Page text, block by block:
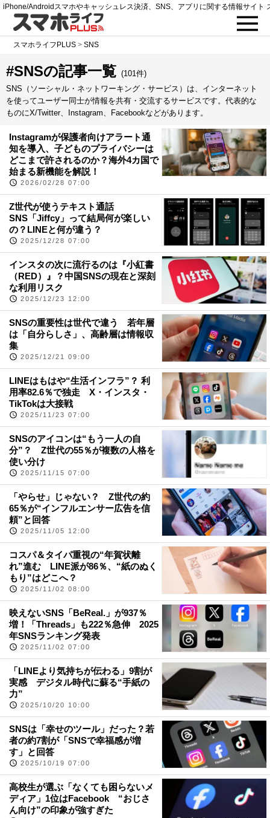
iPhone/Androidスマホやキャッシュレス決済、SNS、アプリに関する情報サイト
スマホライフPLUS >SNS
#SNSの記事一覧 (101件)
SNS（ソーシャル・ネットワーキング・サービス）は、インターネット
を使ってユーザー同士が情報を共有・交流するサービスです。代表的な
ものにX/Twitter、Instagram、Facebookなどがあります。
Instagramが保護者向けアラート通
知を導入、子どものプライバシーは
どこまで許されるのか？海外4カ国で
始まる新機能を解説！
2026/02/28 07:00
Z世代が使うテキスト通話
SNS「Jiffcy」って結局何が楽しい
の？LINEと何が違う？
2025/12/28 07:00
インスタの次に流行るのは『小紅書
（RED）』？中国SNSの現在と深刻
な利用リスク
2025/12/23 12:00
SNSの重要性は世代で違う 若年層
は「自分らしさ」、高齢層は情報収
集
2025/12/21 09:00
LINEはもはや“生活インフラ”？ 利
用率82.6％で独走 X・インスタ・
TikTokは大接戦
2025/11/23 07:00
SNSのアイコンは“もう一人の自
分”？ Z世代の55％が複数の人格を
使い分け
2025/11/15 07:00
「やらせ」じゃない？ Z世代の約
65％が“インフルエンサー広告を信
頼”と回答
2025/11/05 12:00
コスパ＆タイパ重視の“年賀状離
れ”進む LINE派が86％、“紙のぬく
もり”はどこへ？
2025/11/02 08:00
映えないSNS「BeReal.」が937％
増！「Threads」も222％急伸 2025
年SNSランキング発表
2025/11/02 07:00
「LINEより気持ちが伝わる」9割が
実感 デジタル時代に蘇る“手紙の
力”
2025/10/20 10:00
SNSは「幸せのツール」だった？若
者の約7割が「SNSで幸福感が増
す」と回答
2025/10/19 07:00
高校生が選ぶ「なくても困らないメ
ディア」1位はFacebook “おじさ
ん向け”の印象が強すぎた